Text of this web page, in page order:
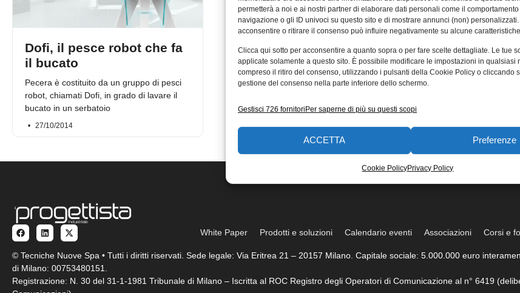
permetterà a noi e ai nostri partner di elaborare dati personali come il
navigazione o gli ID univoci su questo sito e di mostrare annunci (non) personalizzati.
acconsentire o ritirare il consenso può influire negativamente su alcune
Clicca qui sotto per acconsentire a quanto sopra o per fare scelte dettagliate. Le tue
applicate solamente a questo sito. È possibile modificare le impostazioni in qualsiasi
compreso il ritiro del consenso, utilizzando i pulsanti della Cookie Policy o cliccando
gestione del consenso nella parte inferiore dello schermo.
Gestisci 726 fornitoriPer saperne di più su questi scopi
ACCETTA Preferenze
Cookie PolicyPrivacy Policy
Dofi, il pesce robot che fa
il bucato
Pecera è costituito da un gruppo di pesci
robot, chiamati Dofi, in grado di lavare il
bucato in un serbatoio
27/10/2014
White Paper Prodotti e soluzioni Calendario eventi Associazioni Corsi e
© Tecniche Nuove Spa • Tutti i diritti riservati. Sede legale: Via Eritrea 21 – 20157 Milano. Capitale sociale: 5.000.000 euro
di Milano: 00753480151.
Registrazione: N. 30 del 31-1-1981 Tribunale di Milano – Iscritta al ROC Registro degli Operatori di Comunicazione al n° 6419